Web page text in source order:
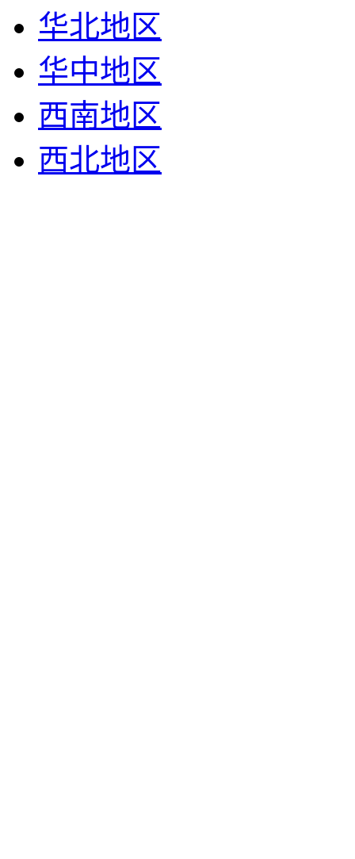
华北地区
华中地区
西南地区
西北地区